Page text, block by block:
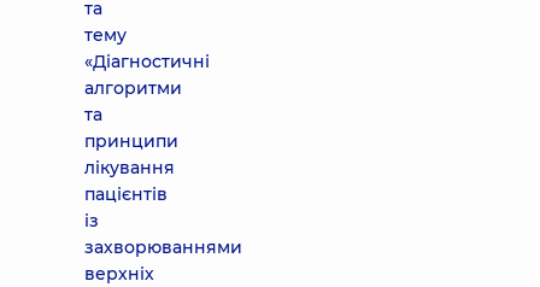
та
тему
«Діагностичні
алгоритми
та
принципи
лікування
пацієнтів
із
захворюваннями
верхніх